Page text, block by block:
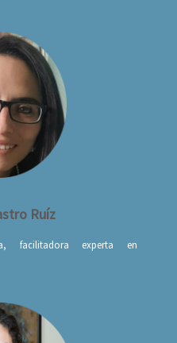
Ruíz
facilitadora experta en